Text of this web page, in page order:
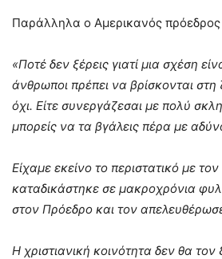
Παράλληλα ο Αμερικανός πρόεδρος
«Ποτέ δεν ξέρεις γιατί μια σχέση
άνθρωποι πρέπει να βρίσκονται
όχι. Είτε συνεργάζεσαι με πολύ
μπορείς να τα βγάλεις πέρα με
Είχαμε εκείνο το περιστατικό με
καταδικάστηκε σε μακροχρόνια
στον Πρόεδρο και τον
Η χριστιανική κοινότητα δεν θα τον